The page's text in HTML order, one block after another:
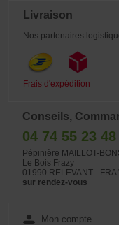
Livraison
Nos partenaires
Frais d'expédition
Conseils,
04 74 55 23 48
Pépinière MAILLOT-
Le Bois Frazy
01990 RELEVANT -
sur rendez-vous
Mon compte